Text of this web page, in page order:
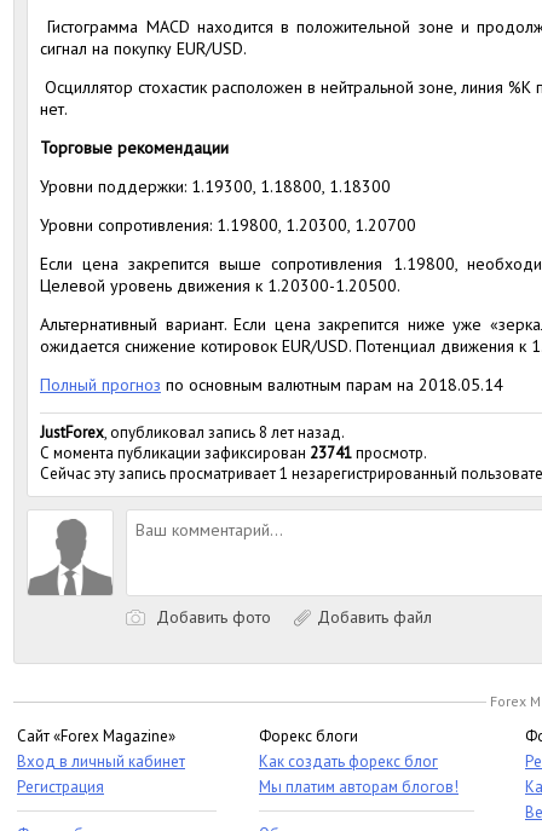
Гистограмма MACD находится в положительной зоне и
сигнал на покупку EUR/USD.
Осциллятор стохастик расположен в нейтральной зоне, линия
нет.
Торговые рекомендации
Уровни поддержки: 1.19300, 1.18800, 1.18300
Уровни сопротивления: 1.19800, 1.20300, 1.20700
Если цена закрепится выше сопротивления 1.19800,
Целевой уровень движения к 1.20300-1.20500.
Альтернативный вариант. Если цена закрепится ниже уже
ожидается снижение котировок EUR/USD. Потенциал движения к
Полный прогноз по основным валютным парам на 2018.05.14
JustForex, опубликовал запись 8 лет назад.
С момента публикации зафиксирован 23741просмотр.
Сейчас эту запись просматривает 1 незарегистрированный
Добавить фото Добавить файл
Forex
Сайт «Forex Magazine»
Вход в личный кабинет
Регистрация
Форекс блоги
Как создать форекс блог
Мы платим авторам блогов!